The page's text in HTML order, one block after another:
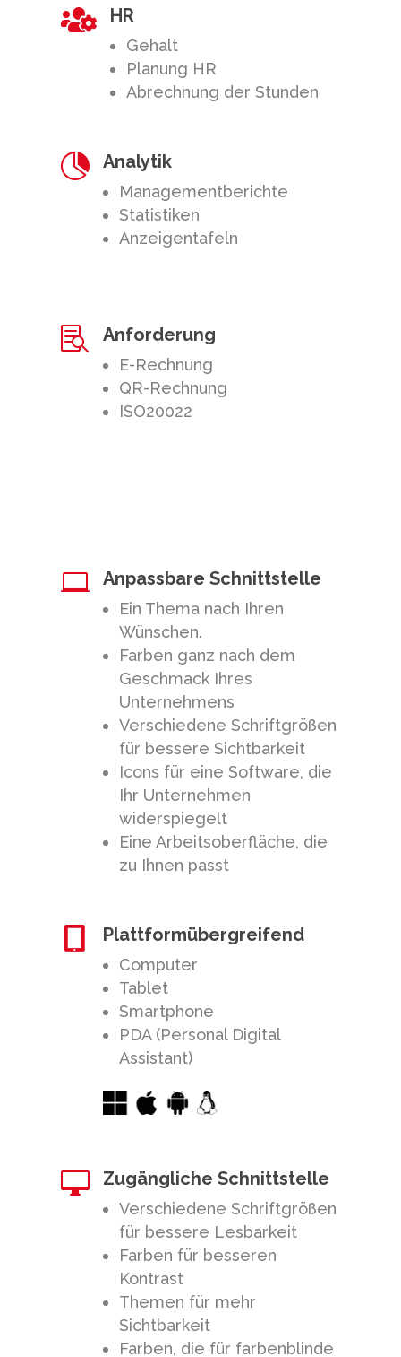
 HR
Gehalt
Planung HR
Abrechnung der Stunden
 Analytik
Managementberichte
Statistiken
Anzeigentafeln
 Anforderung
E-Rechnung
QR-Rechnung
ISO20022
 Anpassbare Schnittstelle
Ein Thema nach Ihren
Wünschen.
Farben ganz nach dem
Geschmack Ihres
Unternehmens
Verschiedene Schriftgrößen
für bessere Sichtbarkeit
Icons für eine Software, die
Ihr Unternehmen
widerspiegelt
Eine Arbeitsoberfläche, die
zu Ihnen passt
Plattformübergreifend
Computer
Tablet
Smartphone
PDA (Personal Digital
Assistant)
 Zugängliche Schnittstelle
Verschiedene Schriftgrößen
für bessere Lesbarkeit
Farben für besseren
Kontrast
Themen für mehr
Sichtbarkeit
Farben, die für farbenblinde